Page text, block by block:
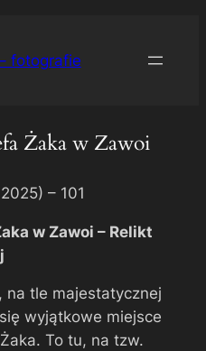
fotografie
Żaka w Zawoi
– 101
w Zawoi – Relikt
na tle majestatycznej
wyjątkowe miejsce
To tu, na tzw.